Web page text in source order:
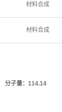
材料合成
材料合成
分子量：114.14